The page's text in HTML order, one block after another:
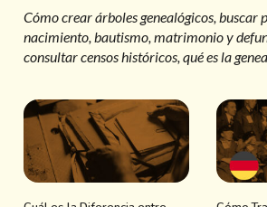
Cómo crear árboles genealógicos, buscar
nacimiento, bautismo, matrimonio y
consultar censos históricos, qué es la